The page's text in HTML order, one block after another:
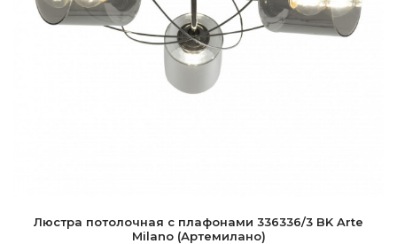
Люстра потолочная с плафонами 336336/3 BK Arte
Milano (Артемилано)